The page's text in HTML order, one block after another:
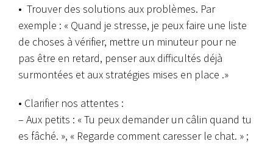
• Trouver des solutions aux problèmes. Par
exemple : « Quand je stresse, je peux faire une liste
de choses à vérifier, mettre un minuteur pour ne
pas être en retard, penser aux difficultés déjà
surmontées et aux stratégies mises en place .»
• Clarifier nos attentes :
– Aux petits : « Tu peux demander un câlin quand tu
es fâché. », « Regarde comment caresser le chat. » ;